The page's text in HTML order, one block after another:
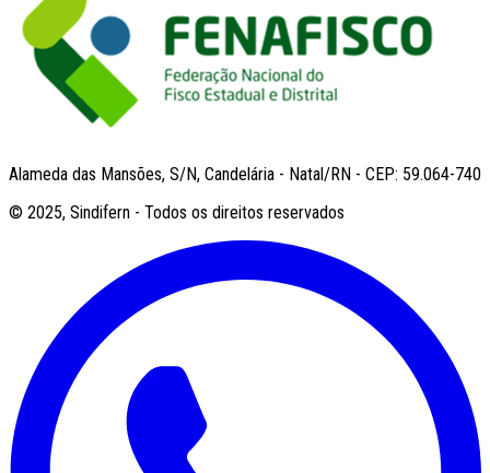
Alameda das Mansões, S/N, Candelária - Natal/RN - CEP: 59.064-740
© 2025, Sindifern - Todos os direitos reservados